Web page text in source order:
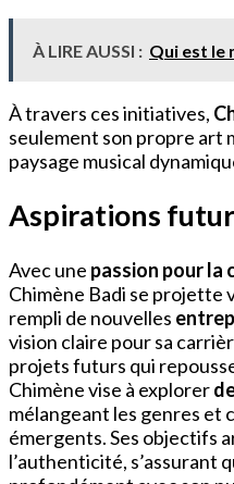
À LIRE AUSSI : Qui est le
À travers ces initiatives,
seulement son propre art
paysage musical
Aspirations
Avec une passion pour la
Chimène Badi se projette
rempli de nouvelles
vision claire pour sa
projets futurs qui
Chimène vise à explorer
mélangeant les genres et
émergents. Ses objectifs
l’authenticité, s’assurant